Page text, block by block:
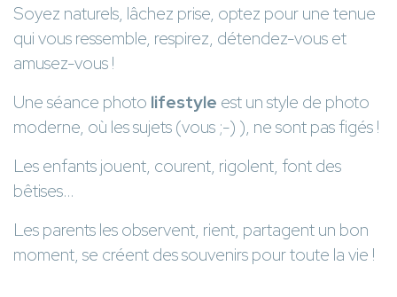
Soyez naturels, lâchez prise, optez pour une tenue
qui vous ressemble, respirez, détendez-vous et
amusez-vous !
Une séance photo lifestyle est un style de photo
moderne, où les sujets (vous ;-) ), ne sont pas figés !
Les enfants jouent, courent, rigolent, font des
bêtises…
Les parents les observent, rient, partagent un bon
moment, se créent des souvenirs pour toute la vie !